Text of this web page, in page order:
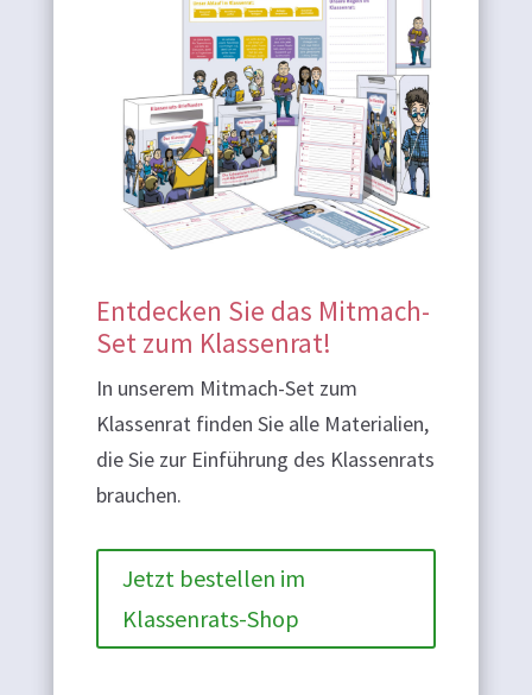
Entdecken Sie das Mitmach-
Set zum Klassenrat!
In unserem Mitmach-Set zum
Klassenrat finden Sie alle Materialien,
die Sie zur Einführung des Klassenrats
brauchen.
Jetzt bestellen im
Klassenrats-Shop